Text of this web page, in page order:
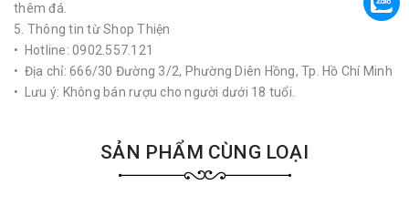
thêm đá.
5. Thông tin từ Shop Thiện
• Hotline: 0902.557.121
• Địa chỉ: 666/30 Đường 3/2, Phường Diên Hồng, Tp. Hồ Chí Minh
• Lưu ý: Không bán rượu cho người dưới 18 tuổi.
SẢN PHẨM CÙNG LOẠI